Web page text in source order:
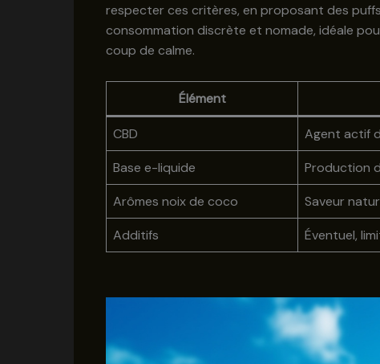
respecter ces critères, en proposant des
consommation discrète et nomade, idéale
coup de calme.
Élément
CBD Agent actif
Base e-liquide
Production
Arômes noix de coco
Saveur
Additifs
Éventuel,